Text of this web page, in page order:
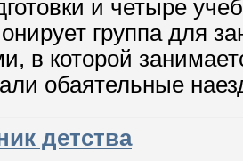
и четыре
группа для
в которой
обаятельные
детства